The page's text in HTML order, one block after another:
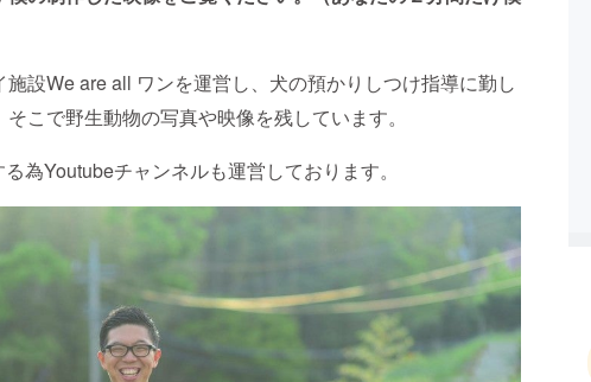
設We are all ワンを運営し、犬の預かりしつけ指導に勤し
こで野生動物の写真や映像を残しています。
為Youtubeチャンネルも運営しております。